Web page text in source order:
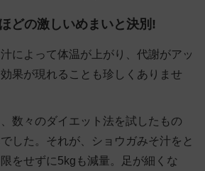
どの激しいめまいと決別!
によって体温が上がり、代謝がアッ
果が現れることも珍しくありませ
数々のダイエット法を試したもの
した。それが、ショウガみそ汁をと
をせずに5kgも減量。足が細くな